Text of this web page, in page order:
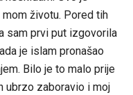
mom životu. Pored tih
sam prvi put izgovorila
je islam pronašao
Bilo je to malo prije
ubrzo zaboravio i moj